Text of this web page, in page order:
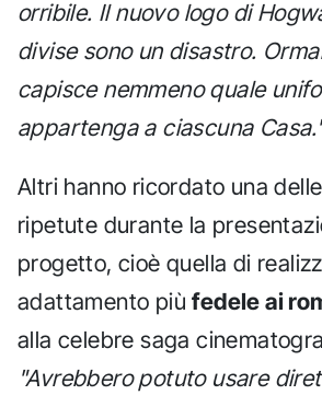
orribile. Il nuovo logo di
divise sono un disastro.
capisce nemmeno quale
appartenga a ciascuna
Altri hanno ricordato una
ripetute durante la
progetto, cioè quella di
adattamento piùfedele ai
alla celebre saga
"Avrebbero potuto usare